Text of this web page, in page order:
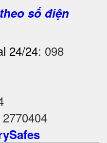
số điện
24/24: 098